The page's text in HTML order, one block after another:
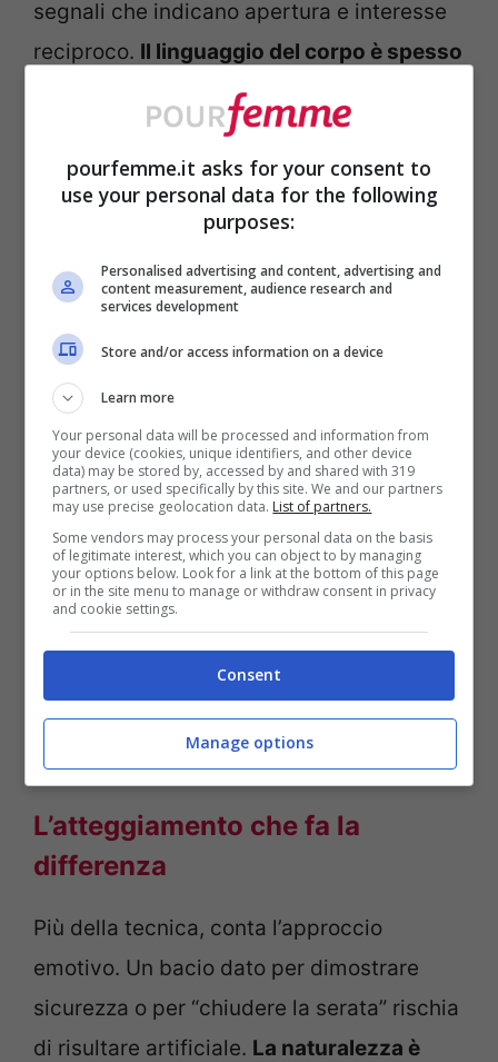
segnali che indicano apertura e interesse
reciproco. Il linguaggio del corpo è spesso
più chiaro delle parole
osservarlo con attenzione.
Uno sguardo che si prolunga, una distanza
sorriso che accompagna il silenzio sono
segnali aiuta a evitare imbarazzie a
capire se il momento è davvero condiviso
oppure se è meglio attendere.
L’atteggiamento che fa la
differenza
Più della tecnica, conta l’approccio
emotivo. Un bacio dato per dimostrare
sicurezza o per “chiudere la serata” rischia
di risultare artificiale. La naturalezza è
pourfemme.it asks for your consent to
use your personal data for the following
purposes:
Personalised advertising and content, advertising and
content measurement, audience research and
services development
Store and/or access information on a device
Learn more
Your personal data will be processed and information from
your device (cookies, unique identifiers, and other device
data) may be stored by, accessed by and shared with 319
partners, or used specifically by this site. We and our partners
may use precise geolocation data. List of partners.
Some vendors may process your personal data on the basis
of legitimate interest, which you can object to by managing
your options below. Look for a link at the bottom of this page
or in the site menu to manage or withdraw consent in privacy
and cookie settings.
Consent
Manage options